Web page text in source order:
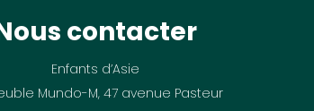
contacter
Enfants d’Asie
Mundo-M, 47 avenue Pasteur